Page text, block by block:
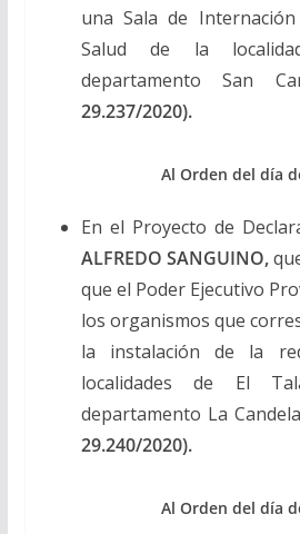
una Sala de
Salud de la
departamento San
29.237/2020).
Al Orden del día
En el Proyecto de
ALFREDO SANGUINO,
que el Poder Ejecutivo
los organismos que
la instalación de la
localidades de El
departamento La
29.240/2020).
Al Orden del día